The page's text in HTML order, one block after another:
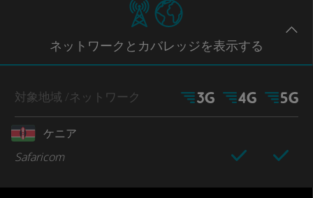
ネットワークとカバレッジを表示する
対象地域 /ネットワーク
ケニア
Safaricom